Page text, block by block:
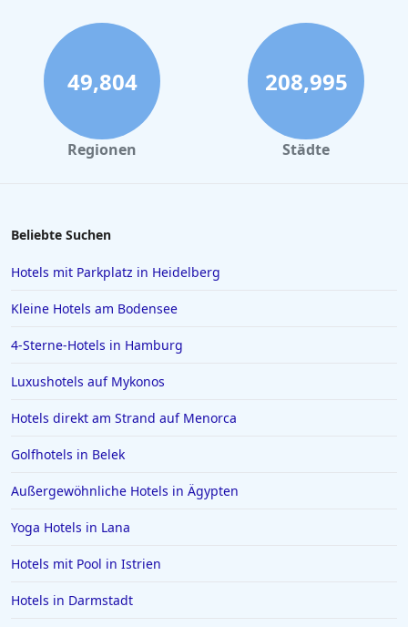
49,804
Regionen
208,995
Städte
Beliebte Suchen
Hotels mit Parkplatz in Heidelberg
Kleine Hotels am Bodensee
4-Sterne-Hotels in Hamburg
Luxushotels auf Mykonos
Hotels direkt am Strand auf Menorca
Golfhotels in Belek
Außergewöhnliche Hotels in Ägypten
Yoga Hotels in Lana
Hotels mit Pool in Istrien
Hotels in Darmstadt